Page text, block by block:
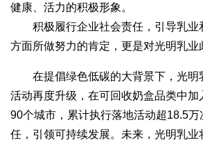
健康、活力的积极形象。
积极履行企业社会责任，引导乳
方面所做努力的肯定，更是对光明乳
在提倡绿色低碳的大背景下，光
活动再度升级，在可回收奶盒品类中
90个城市，累计执行落地活动超18.5
任，引领可持续发展。未来，光明乳